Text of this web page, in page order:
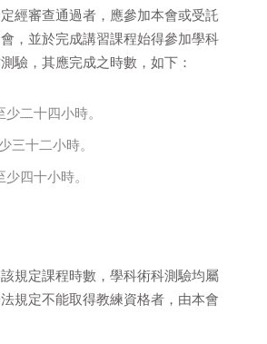
經審查通過者，應參加本會或受託
，並於完成講習課程始得參加學科
驗，其應完成之時數，如下：
二十四小時。
三十二小時。
四十小時。
規定課程時數，學科術科測驗均屬
規定不能取得教練資格者，由本會